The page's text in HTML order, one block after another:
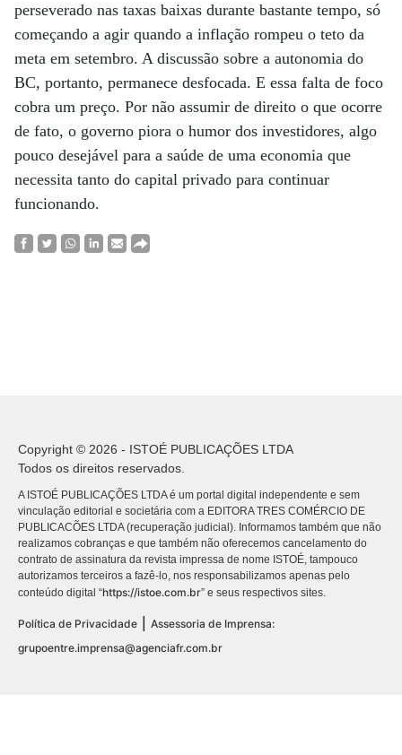
perseverado nas taxas baixas durante bastante tempo, só
começando a agir quando a inflação rompeu o teto da
meta em setembro. A discussão sobre a autonomia do
BC, portanto, permanece desfocada. E essa falta de foco
cobra um preço. Por não assumir de direito o que ocorre
de fato, o governo piora o humor dos investidores, algo
pouco desejável para a saúde de uma economia que
necessita tanto do capital privado para continuar
funcionando.
Copyright © 2026 - ISTOÉ PUBLICAÇÕES LTDA
Todos os direitos reservados.
A ISTOÉ PUBLICAÇÕES LTDA é um portal digital independente e sem
vinculação editorial e societária com a EDITORA TRES COMÉRCIO DE
PUBLICACÕES LTDA (recuperação judicial). Informamos também que não
realizamos cobranças e que também não oferecemos cancelamento do
contrato de assinatura da revista impressa de nome ISTOÉ, tampouco
autorizamos terceiros a fazê-lo, nos responsabilizamos apenas pelo
conteúdo digital “https://istoe.com.br” e seus respectivos sites.
Política de Privacidade
Assessoria de Imprensa:
grupoentre.imprensa@agenciafr.com.br